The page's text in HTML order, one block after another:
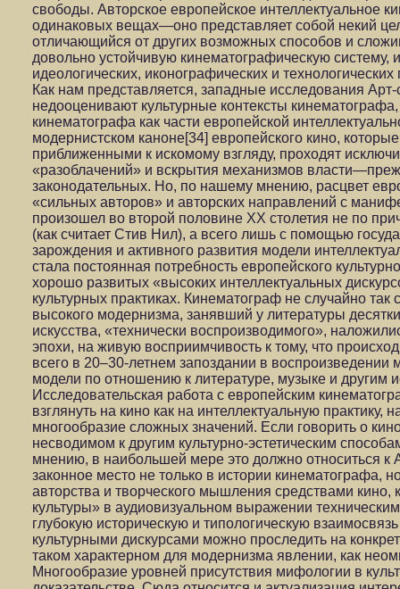
свободы. Авторское европейское интеллектуальное
одинаковых вещах—оно представляет собой некий
отличающийся от других возможных способов и
довольно устойчивую кинематографическую
идеологических, иконографических и технологических
Как нам представляется, западные исследования
недооценивают культурные контексты
кинематографа как части европейской
модернистском каноне[34] европейского кино,
приближенными к искомому взгляду, проходят
«разоблачений» и вскрытия механизмов
законодательных. Но, по нашему мнению, расцвет
«сильных авторов» и авторских направлений с
произошел во второй половине ХХ столетия не по
(как считает Стив Нил), а всего лишь с помощью
зарождения и активного развития модели
стала постоянная потребность европейского
хорошо развитых «высоких интеллектуальных
культурных практиках. Кинематограф не случайно
высокого модернизма, занявший у литературы
искусства, «технически воспроизводимого»,
эпохи, на живую восприимчивость к тому, что
всего в 20–30-летнем запоздании в воспроизведении
модели по отношению к литературе, музыке и другим
Исследовательская работа с европейским
взглянуть на кино как на интеллектуальную практику,
многообразие сложных значений. Если говорить о
несводимом к другим культурно-эстетическим
мнению, в наибольшей мере это должно относиться к
законное место не только в истории кинематографа,
авторства и творческого мышления средствами кино,
культуры» в аудиовизуальном выражении
глубокую историческую и типологическую
культурными дискурсами можно проследить на
таком характерном для модернизма явлении, как
Многообразие уровней присутствия мифологии в